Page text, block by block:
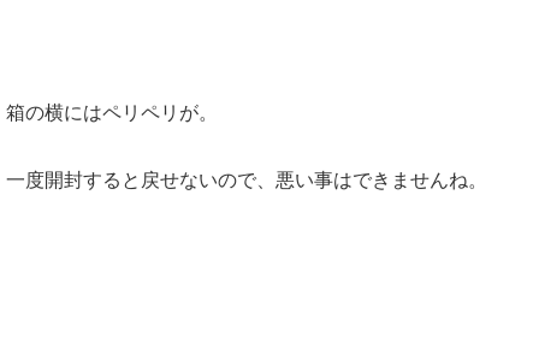
箱の横にはペリペリが。
一度開封すると戻せないので、悪い事はできませんね。